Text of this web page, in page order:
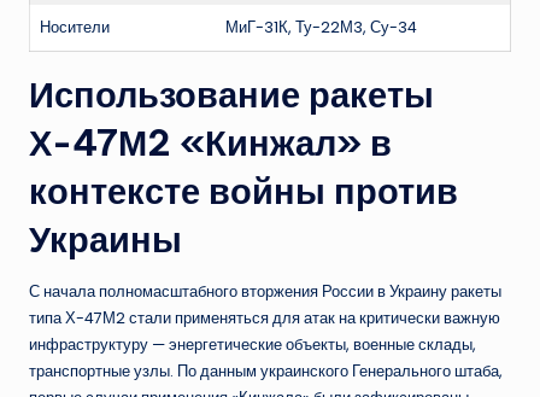
Носители МиГ-31К, Ту-22М3, Су-34
Использование ракеты
Х-47М2 «Кинжал» в
контексте войны против
Украины
С начала полномасштабного вторжения России в Украину ракеты
типа Х-47М2 стали применяться для атак на критически важную
инфраструктуру — энергетические объекты, военные склады,
транспортные узлы. По данным украинского Генерального штаба,